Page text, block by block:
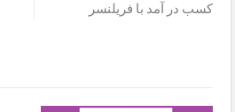
کسب در آمد با فریلنسر